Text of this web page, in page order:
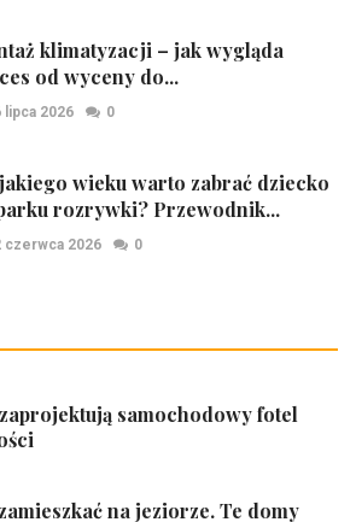
klimatyzacji – jak wygląda
od wyceny do...
lipca 2026 0
wieku warto zabrać dziecko
rozrywki? Przewodnik...
czerwca 2026 0
samochodowy fotel
na jeziorze. Te domy